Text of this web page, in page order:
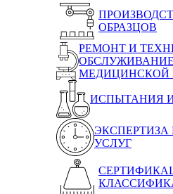
ОБРАЗЦОВ
РЕМОНТ И
МЕДИЦИНСКОЙ
ИСПЫТАНИЯ
УСЛУГ